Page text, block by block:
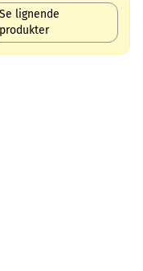
Se lignende
produkter